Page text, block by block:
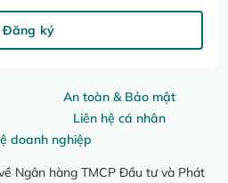
An toàn & Bảo mật
Liên hệ cá nhân
doanh nghiệp
Ngân hàng TMCP Đầu tư và Phát
Đăng ký